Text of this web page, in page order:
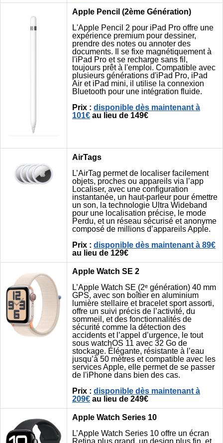
Apple Pencil (2ème Génération)
L'Apple Pencil 2 pour iPad Pro offre une
expérience premium pour dessiner,
prendre des notes ou annoter des
documents. Il se fixe magnétiquement à
l'iPad Pro et se recharge sans fil,
toujours prêt à l'emploi. Compatible avec
plusieurs générations d'iPad Pro, iPad
Air et iPad mini, il utilise la connexion
Bluetooth pour une intégration fluide.
Prix : disponible dès maintenant à
101€ au lieu de 149€
AirTags
L’AirTag permet de localiser facilement
objets, proches ou appareils via l’app
Localiser, avec une configuration
instantanée, un haut-parleur pour émettre
un son, la technologie Ultra Wideband
pour une localisation précise, le mode
Perdu, et un réseau sécurisé et anonyme
composé de millions d’appareils Apple.
Prix : disponible dès maintenant à 89€
au lieu de 129€
Apple Watch SE 2
L’Apple Watch SE (2ᵉ génération) 40 mm
GPS, avec son boîtier en aluminium
lumière stellaire et bracelet sport assorti,
offre un suivi précis de l’activité, du
sommeil, et des fonctionnalités de
sécurité comme la détection des
accidents et l’appel d’urgence, le tout
sous watchOS 11 avec 32 Go de
stockage. Élégante, résistante à l’eau
jusqu’à 50 mètres et compatible avec les
services Apple, elle permet de se passer
de l'iPhone dans bien des cas.
Prix : disponible dès maintenant à
209€ au lieu de 249€
Apple Watch Series 10
L’Apple Watch Series 10 offre un écran
Retina plus grand, un design plus fin, et